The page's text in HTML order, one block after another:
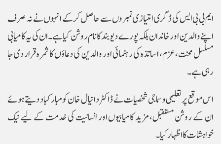
ایم بی بی ایس کی ڈگری امتیازی نمبروں سے حاصل کرکے انہوں نے نہ صرف
اپنے والدین اور خاندان بلکہ پورے دیوبند کا نام روشن کیا ہے۔ ان کی یہ کامیابی
مسلسل محنت، عزم، اساتذہ کی رہنمائی اور والدین کی دعاؤں کا ثمرہ قرار دی جا
رہی ہے۔
اس موقع پر تعلیمی و سماجی شخصیات نے ڈاکٹر دانیال خان کو مبارکباد دیتے ہوئے
ان کے روشن مستقبل، مزید کامیابیوں اور انسانیت کی خدمت کے لیے نیک
خواہشات کا اظہار کیا۔